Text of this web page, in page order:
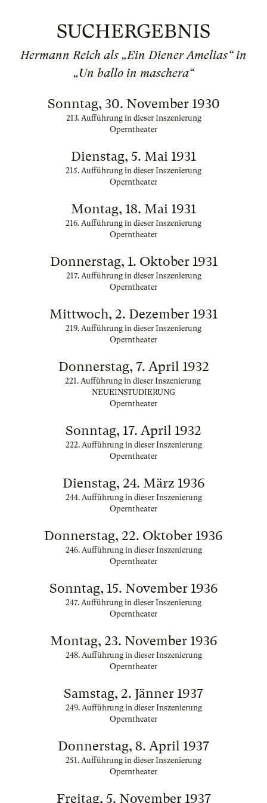
SUCHERGEBNIS
Hermann Reich als „Ein Diener Amelias“ in
„Un ballo in maschera“
Sonntag, 30. November 1930
213. Aufführung in dieser Inszenierung
Operntheater
Dienstag, 5. Mai 1931
215. Aufführung in dieser Inszenierung
Operntheater
Montag, 18. Mai 1931
216. Aufführung in dieser Inszenierung
Operntheater
Donnerstag, 1. Oktober 1931
217. Aufführung in dieser Inszenierung
Operntheater
Mittwoch, 2. Dezember 1931
219. Aufführung in dieser Inszenierung
Operntheater
Donnerstag, 7. April 1932
221. Aufführung in dieser Inszenierung
NEUEINSTUDIERUNG
Operntheater
Sonntag, 17. April 1932
222. Aufführung in dieser Inszenierung
Operntheater
Dienstag, 24. März 1936
244. Aufführung in dieser Inszenierung
Operntheater
Donnerstag, 22. Oktober 1936
246. Aufführung in dieser Inszenierung
Operntheater
Sonntag, 15. November 1936
247. Aufführung in dieser Inszenierung
Operntheater
Montag, 23. November 1936
248. Aufführung in dieser Inszenierung
Operntheater
Samstag, 2. Jänner 1937
249. Aufführung in dieser Inszenierung
Operntheater
Donnerstag, 8. April 1937
251. Aufführung in dieser Inszenierung
Operntheater
Freitag, 5. November 1937